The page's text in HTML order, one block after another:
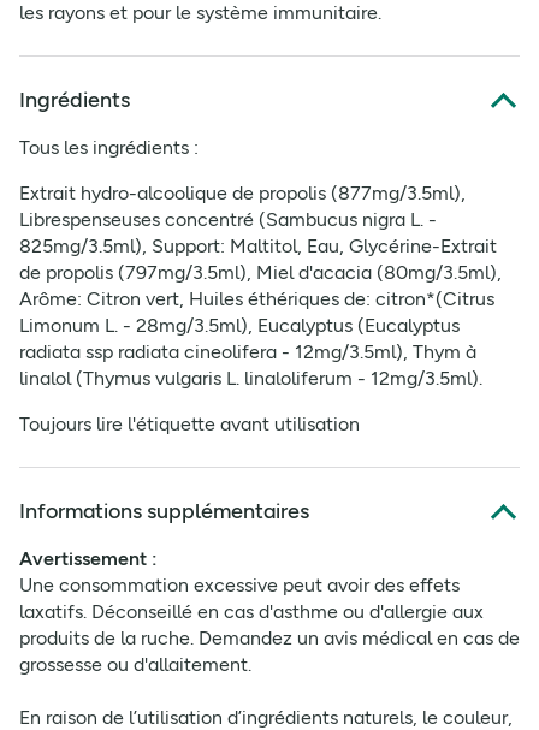
les rayons et pour le système immunitaire.
Ingrédients
Tous les ingrédients :
Extrait hydro-alcoolique de propolis (877mg/3.5ml),
Librespenseuses concentré (Sambucus nigra L. -
825mg/3.5ml), Support: Maltitol, Eau, Glycérine-Extrait
de propolis (797mg/3.5ml), Miel d'acacia (80mg/3.5ml),
Arôme: Citron vert, Huiles éthériques de: citron*(Citrus
Limonum L. - 28mg/3.5ml), Eucalyptus (Eucalyptus
radiata ssp radiata cineolifera - 12mg/3.5ml), Thym à
linalol (Thymus vulgaris L. linaloliferum - 12mg/3.5ml).
Toujours lire l'étiquette avant utilisation
Informations supplémentaires
Avertissement :
Une consommation excessive peut avoir des effets
laxatifs. Déconseillé en cas d'asthme ou d'allergie aux
produits de la ruche. Demandez un avis médical en cas de
grossesse ou d'allaitement.
En raison de l’utilisation d’ingrédients naturels, le couleur,